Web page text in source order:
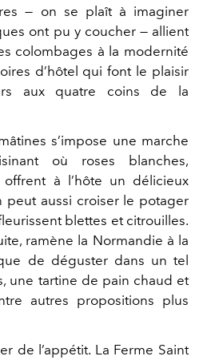
— on se plaît à imaginer
ont pu y coucher — allient
colombages à la modernité
d’hôtel qui font le plaisir
aux quatre coins de la
s’impose une marche
où roses blanches,
à l’hôte un délicieux
peut aussi croiser le potager
blettes et citrouilles.
ramène la Normandie à la
de déguster dans un tel
une tartine de pain chaud et
autres propositions plus
de l’appétit. La Ferme Saint